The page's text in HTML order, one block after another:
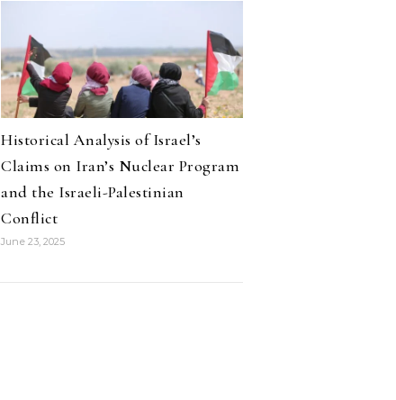
Historical Analysis of Israel’s
Claims on Iran’s Nuclear Program
and the Israeli-Palestinian
Conflict
June 23, 2025